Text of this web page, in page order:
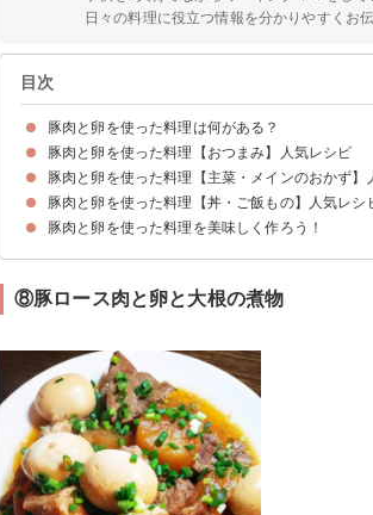
日々の料理に役立つ情報を分かりやすくお
目次
豚肉と卵を使った料理は何がある？
豚肉と卵を使った料理【おつまみ】人気レシピ
①豚バラ肉とスナップえんどうの卵炒め
②豚バラ肉と卵と小松菜のオイマヨ炒め
③豚肉と卵ともやしのとん平焼き
④豚バラ肉と卵のキムチ炒め
⑤豚肉ニラ卵
⑥豚肉の卵焼き
豚肉と卵を使った料理【主菜・メインのおかず】
①豚肉と卵と小松菜の炒め物
②今晩のおかずにピッタリの豚バラとニラと卵炒め
③焼肉のタレが効いた豚肉と長ネギと卵の炒め物
④味付き卵付き豚の角煮
⑤煮豚の半熟卵添え
⑥卵と豚肉の甘酢あんかけ
⑦八宝菜の半熟卵のせ
⑧豚ロース肉と卵と大根の煮物
豚肉と卵を使った料理【丼・ご飯もの】人気レシ
①豚ひき肉と卵のそぼろ丼
②卵と豚こまのとろとろ丼
③ねぎだく照りとろ豚丼
④豚肉と卵のチャーハン
⑤豚肉と卵の雑炊
⑥簡単で美味しい他人丼
豚肉と卵を使った料理を美味しく作ろう！
⑧豚ロース肉と卵と大根の煮物